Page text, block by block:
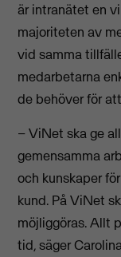
är intranätet en
majoriteten av
vid samma
medarbetarna
de behöver för
– ViNet ska ge
gemensamma
och kunskaper
kund. På ViNet
möjliggöras. Allt
tid, säger